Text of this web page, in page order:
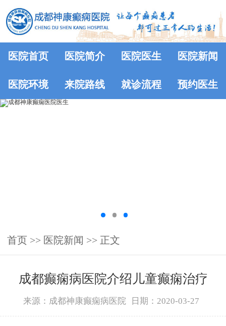
医院首页 医院简介 医院医生 医院新闻
医院环境 来院路线 就诊流程 预约医生
首页 >> 医院新闻 >> 正文
成都癫痫病医院介绍儿童癫痫治疗
来源：成都神康癫痫病医院 日期：2020-03-27